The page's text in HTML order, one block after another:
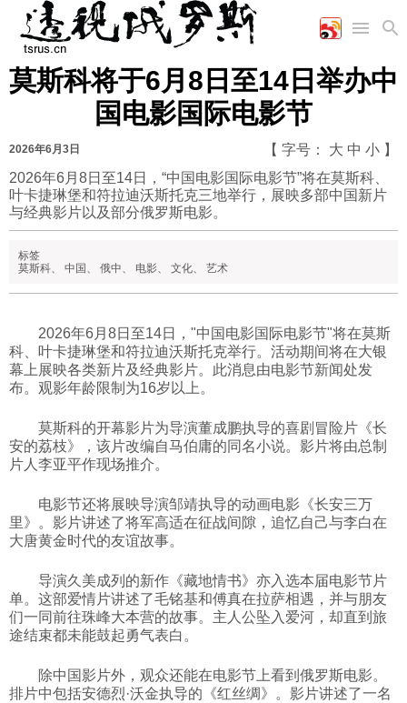
首页
国际
时政
军事
空军
陆军
军事合作
评论
经济
财经
工业
能源
农业
科技
社会
文化
文艺
美食
娱乐
历史
体育
图片新闻
高清图片
漫画
视频
图表
莫斯科将于6月8日至14日举办中
国电影国际电影节
2026年6月3日 【 字号： 大 中 小 】
2026年6月8日至14日，“中国电影国际电影节”将在莫斯科、
叶卡捷琳堡和符拉迪沃斯托克三地举行，展映多部中国新片
与经典影片以及部分俄罗斯电影。
标签
莫斯科、 中国 、 俄中、 电影、 文化、 艺术
2026年6月8日至14日，"中国电影国际电影节"将在莫斯
科、叶卡捷琳堡和符拉迪沃斯托克举行。活动期间将在大银
幕上展映各类新片及经典影片。此消息由电影节新闻处发
布。观影年龄限制为16岁以上。
莫斯科的开幕影片为导演董成鹏执导的喜剧冒险片《长
安的荔枝》，该片改编自马伯庸的同名小说。影片将由总制
片人李亚平作现场推介。
电影节还将展映导演邹靖执导的动画电影《长安三万
里》。影片讲述了将军高适在征战间隙，追忆自己与李白在
大唐黄金时代的友谊故事。
导演久美成列的新作《藏地情书》亦入选本届电影节片
单。这部爱情片讲述了毛铭基和傅真在拉萨相遇，并与朋友
们一同前往珠峰大本营的故事。主人公坠入爱河，却直到旅
途结束都未能鼓起勇气表白。
除中国影片外，观众还能在电影节上看到俄罗斯电影。
排片中包括安德烈·沃金执导的《红丝绸》。影片讲述了一名